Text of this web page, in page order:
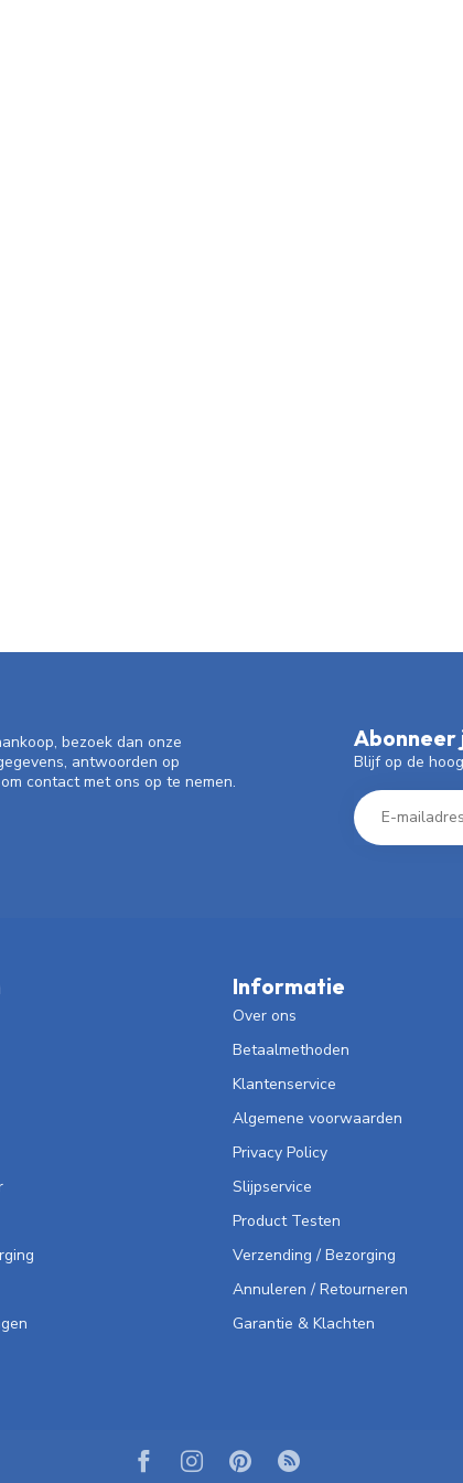
bezoek dan onze
antwoorden op
contact met ons op te nemen.
Abonneer
Blijf op de
Informatie
Over ons
Betaalmethoden
Klantenservice
Algemene voorwaarden
Privacy Policy
Slijpservice
Product Testen
Verzending / Bezorging
Annuleren / Retourneren
Garantie & Klachten